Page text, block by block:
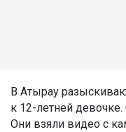
В Атырау
к 12-летней девочке.
Они взяли видео с